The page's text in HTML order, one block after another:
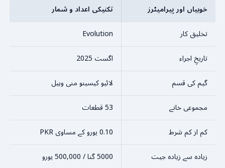
خوبیاں اور پیرامیٹرز
تکنیکی اعداد و شمار
تخلیق کار
Evolution
تاریخِ اجراء
اگست 2025
گیم کی قسم
لائیو کیسینو منی وہیل
مجموعی خانے
53 قطعات
کم از کم شرط
0.10 یورو کے مساوی PKR
زیادہ سے زیادہ جیت
5000 گنا / 500,000 یورو